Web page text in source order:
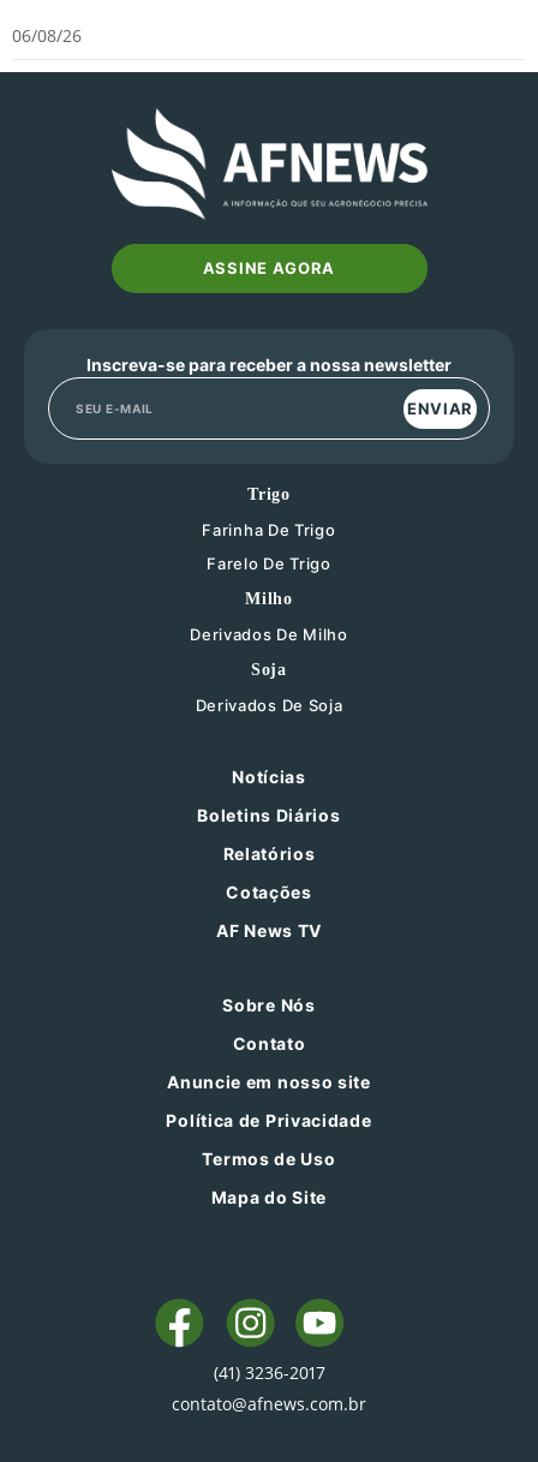
06/08/26
ASSINE AGORA
Inscreva-se para receber a nossa newsletter
ENVIAR
Trigo
Farinha De Trigo
Farelo De Trigo
Milho
Derivados De Milho
Soja
Derivados De Soja
Notícias
Boletins Diários
Relatórios
Cotações
AF News TV
Sobre Nós
Contato
Anuncie em nosso site
Política de Privacidade
Termos de Uso
Mapa do Site
(41) 3236-2017
contato@afnews.com.br